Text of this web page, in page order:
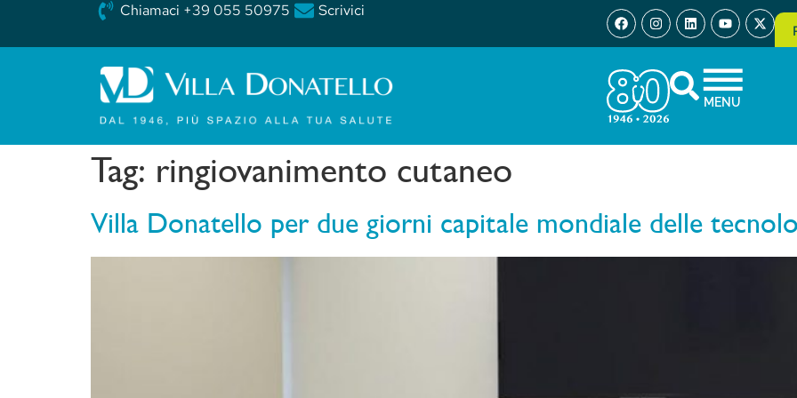
Chiamaci +39 055 50975 Scrivici
MENU
Tag: ringiovanimento cutaneo
Villa Donatello per due giorni capitale mondiale delle